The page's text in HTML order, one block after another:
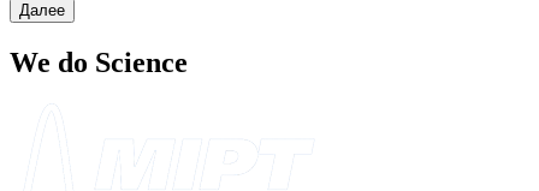
Далее
We do Science